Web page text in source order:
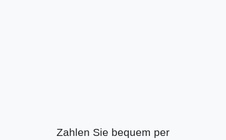
Zahlen Sie bequem per